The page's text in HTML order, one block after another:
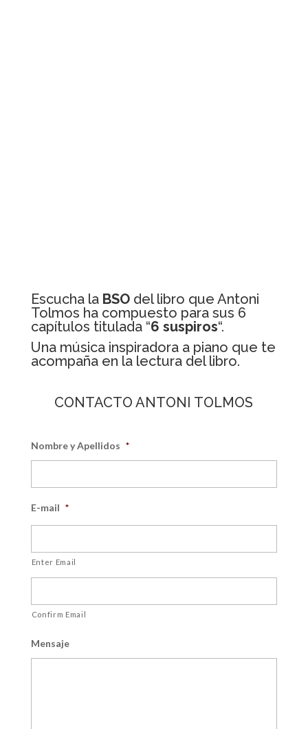
Escucha la BSOdel libro que Antoni
Tolmos ha compuesto para sus 6
capítulos titulada “6 suspiros“.
Una música inspiradora a piano que te
acompaña en la lectura del libro.
CONTACTO ANTONI TOLMOS
Nombre y Apellidos *
E-mail *
Enter Email
Confirm Email
Mensaje